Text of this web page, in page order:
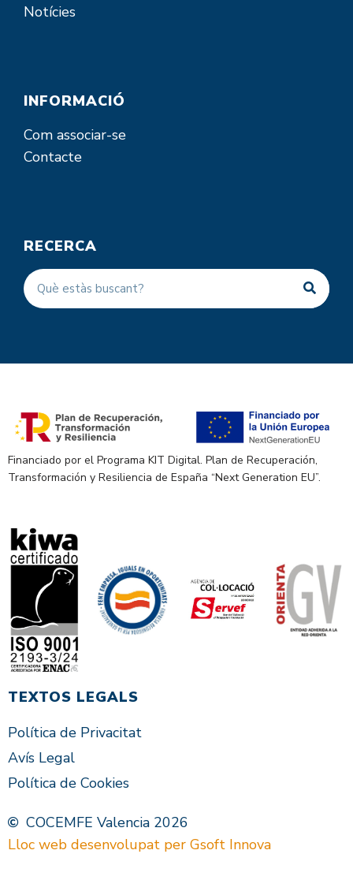
Notícies
INFORMACIÓ
Com associar-se
Contacte
RECERCA
Financiado por el Programa KIT Digital. Plan de Recuperación,
Transformación y Resiliencia de España “Next Generation EU”.
TEXTOS LEGALS
Política de Privacitat
Avís Legal
Política de Cookies
COCEMFE Valencia 2026
Lloc web desenvolupat per Gsoft Innova